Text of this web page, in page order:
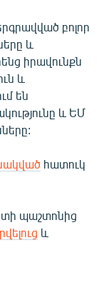
բոլոր
և
իրավունքն
և
են
և ԵՄ
հատուկ
պաշտոնից
և